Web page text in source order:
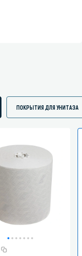
ПОКРЫТИЯ ДЛЯ УНИТАЗА